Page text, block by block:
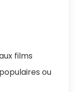
films
ou